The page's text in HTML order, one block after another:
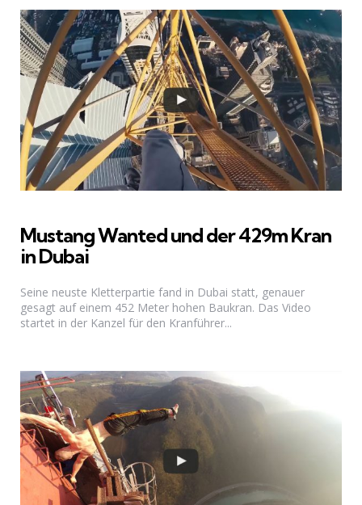
Mustang Wanted und der 429m Kran
in Dubai
Seine neuste Kletterpartie fand in Dubai statt, genauer
gesagt auf einem 452 Meter hohen Baukran. Das Video
startet in der Kanzel für den Kranführer...